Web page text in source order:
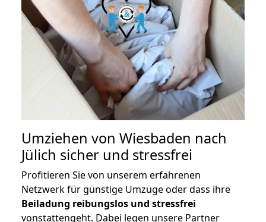
Umziehen von Wiesbaden nach
Jülich sicher und stressfrei
Profitieren Sie von unserem erfahrenen
Netzwerk für günstige Umzüge oder dass ihre
Beiladung reibungslos und stressfrei
vonstattengeht. Dabei legen unsere Partner